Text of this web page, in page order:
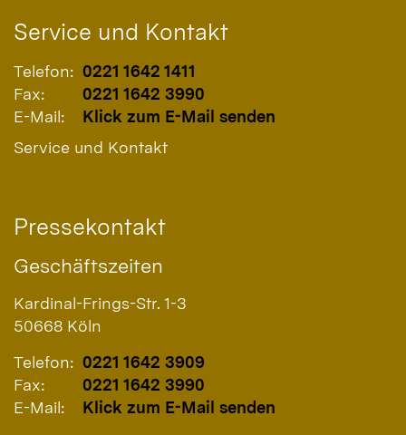
Service und Kontakt
Telefon: 0221 1642 1411
Fax:
0221 1642 3990
E-Mail:
Klick zum E-Mail senden
Service und Kontakt
Pressekontakt
Geschäftszeiten
Kardinal-Frings-Str. 1-3
50668 Köln
Telefon: 0221 1642 3909
Fax:
0221 1642 3990
E-Mail:
Klick zum E-Mail senden